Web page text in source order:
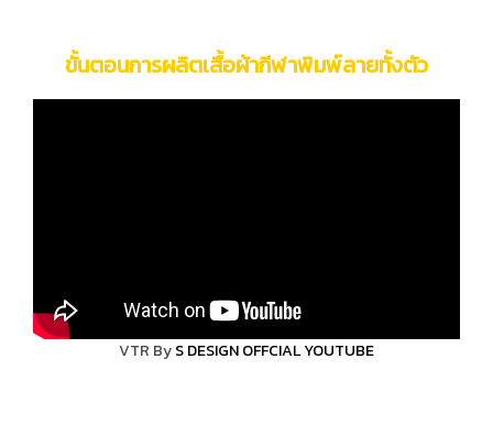
ขั้นตอนการผลิตเสื้อผ้ากีฬาพิมพ์ลายทั้งตัว
VTR ByS DESIGN OFFCIAL YOUTUBE